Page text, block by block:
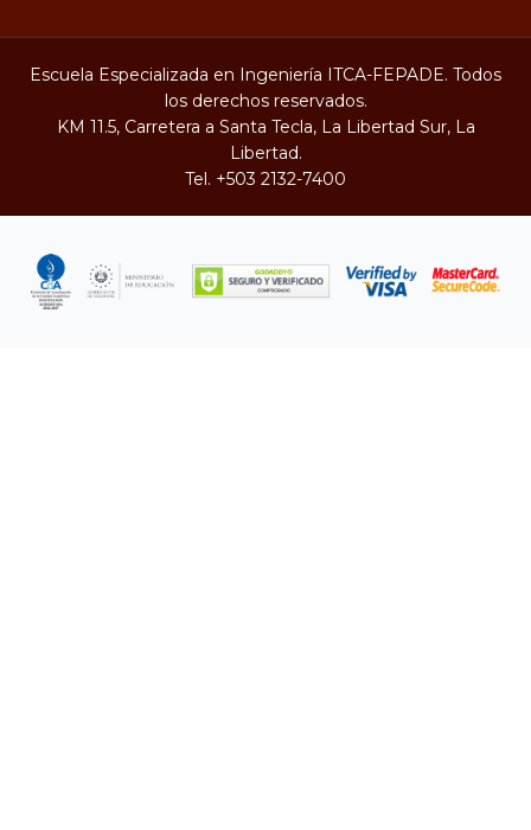
Escuela Especializada en Ingeniería ITCA-FEPADE. Todos
los derechos reservados.
KM 11.5, Carretera a Santa Tecla, La Libertad Sur, La
Libertad.
Tel. +503 2132-7400